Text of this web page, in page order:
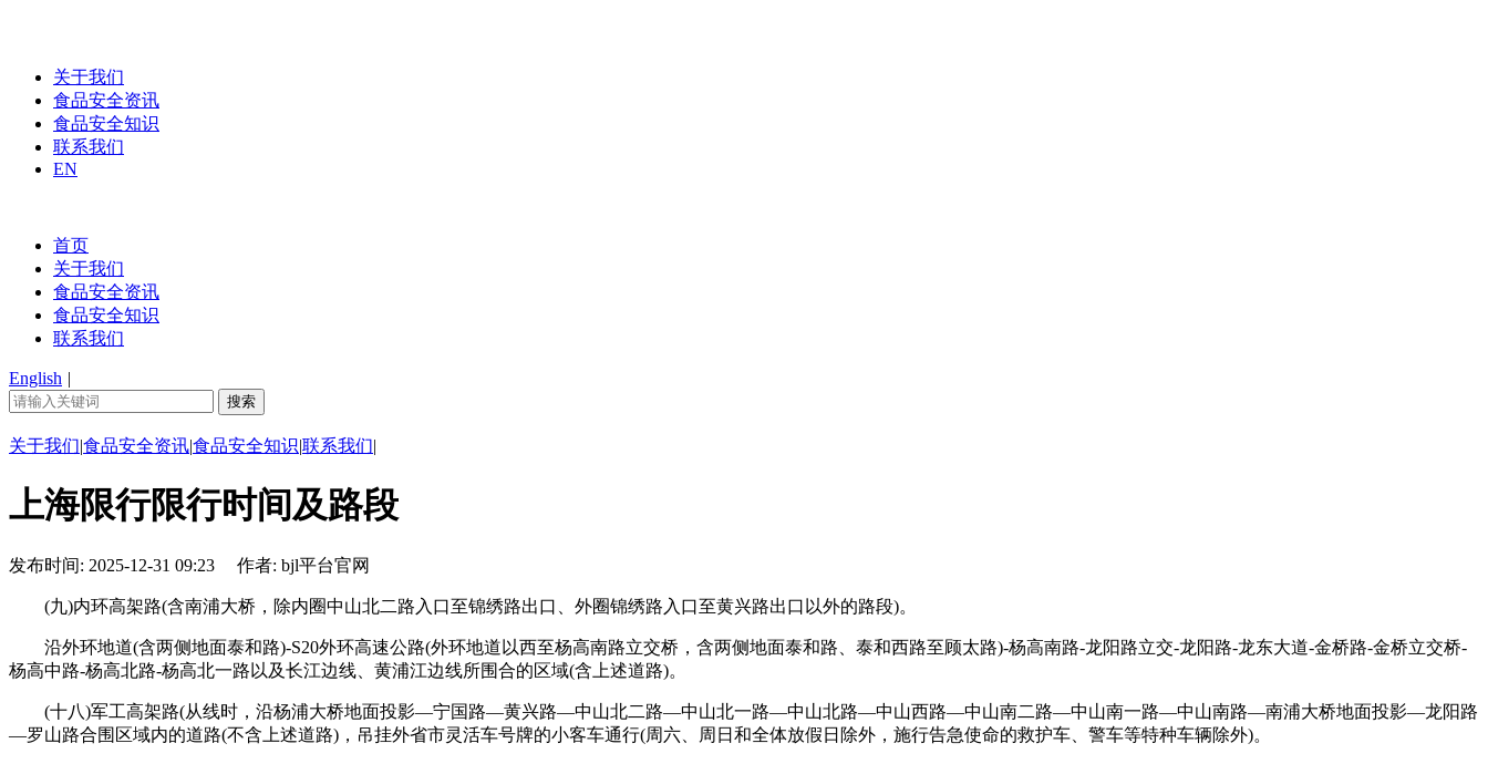
关于我们
食品安全资讯
食品安全知识
联系我们
EN
首页
关于我们
食品安全资讯
食品安全知识
联系我们
English |
关于我们|食品安全资讯|食品安全知识|联系我们|
上海限行限行时间及路段
发布时间: 2025-12-31 09:23 作者: bjl平台官网
(九)内环高架路(含南浦大桥，除内圈中山北二路入口至锦绣路出口、外圈锦绣路入口至黄兴路出口以外的路段)。
沿外环地道(含两侧地面泰和路)-S20外环高速公路(外环地道以西至杨高南路立交桥，含两侧地面泰和路、泰和西路至顾太路)-杨高南路-龙阳路立交-龙阳路-龙东大道-金桥路-金桥立交桥-
杨高中路-杨高北路-杨高北一路以及长江边线、黄浦江边线所围合的区域(含上述道路)。
(十八)军工高架路(从线时，沿杨浦大桥地面投影—宁国路—黄兴路—中山北二路—中山北一路—中山北路—中山西路—中山南二路—中山南一路—中山南路—南浦大桥地面投影—龙阳路
—罗山路合围区域内的道路(不含上述道路)，吊挂外省市灵活车号牌的小客车通行(周六、周日和全体放假日除外，施行告急使命的救护车、警车等特种车辆除外)。